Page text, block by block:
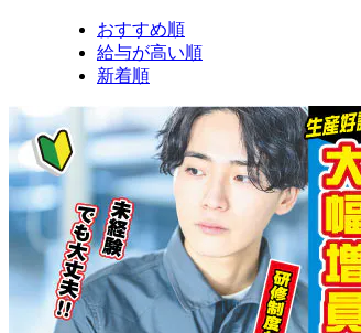
おすすめ順
給与が高い順
新着順